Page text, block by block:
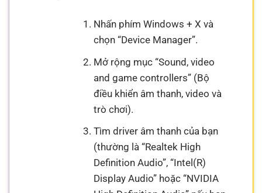
Nhấn phím Windows + X và
chọn “Device Manager”.
Mở rộng mục “Sound, video
and game controllers” (Bộ
điều khiển âm thanh, video và
trò chơi).
Tìm driver âm thanh của bạn
(thường là “Realtek High
Definition Audio”, “Intel(R)
Display Audio” hoặc “NVIDIA